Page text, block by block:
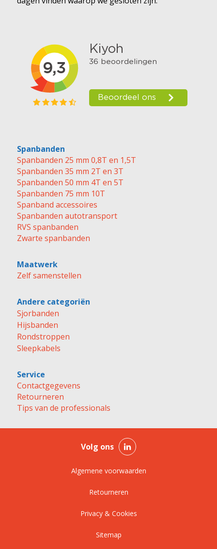
Spanbanden
Spanbanden 25 mm 0,8T en 1,5T
Spanbanden 35 mm 2T en 3T
Spanbanden 50 mm 4T en 5T
Spanbanden 75 mm 10T
Spanband accessoires
Spanbanden autotransport
RVS spanbanden
Zwarte spanbanden
Maatwerk
Zelf samenstellen
Andere categoriën
Sjorbanden
Hijsbanden
Rondstroppen
Sleepkabels
Service
Contactgegevens
Retourneren
Tips van de professionals
Volg ons
Algemene voorwaarden
Retourneren
Privacy & Cookies
Sitemap